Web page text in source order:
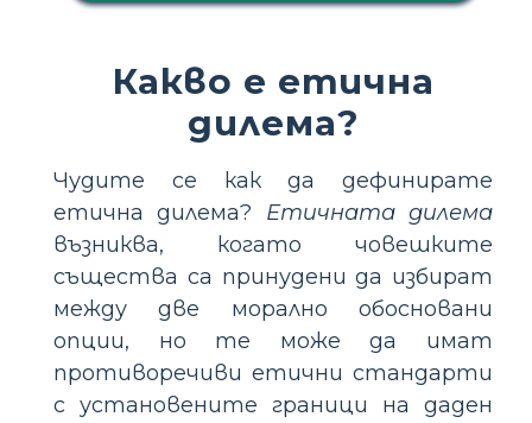
Какво е етична
дилема?
Чудите се как да дефинирате
етична дилема? Етичната дилема
възниква, когато човешките
същества са принудени да избират
между две морално обосновани
опции, но те може да имат
противоречиви етични стандарти
с установените граници на даден